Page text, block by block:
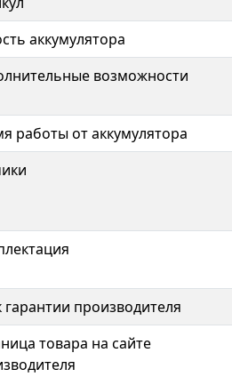
аккумулятора
возможности
работы от аккумулятора
гарантии производителя
товара на сайте